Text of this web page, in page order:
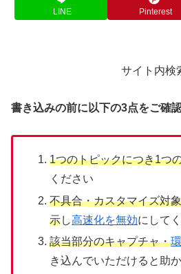
LINE Pinterest
サイト内検
書き込みの前に以下の3点をご確認
1つのトピックにつき1つ
ください
不具合・カスタマイズ対
示し高速化を無効にして
該当部分のキャプチャ・
き込んでいただけると助